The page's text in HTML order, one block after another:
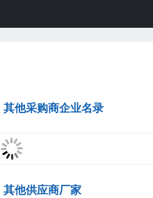
其他采购商企业名录
其他供应商厂家